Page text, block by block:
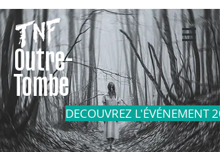
Outre-
Tombe
DECOUVREZ L'ÉVÉNEMENT